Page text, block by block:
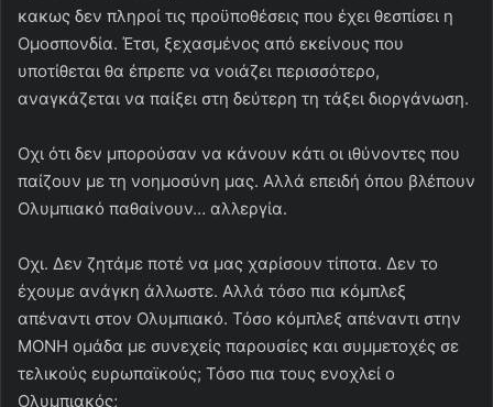
κακως δεν πληροί τις προϋποθέσεις που έχει θεσπίσει η
Ομοσπονδία. Έτσι, ξεχασμένος από εκείνους που
υποτίθεται θα έπρεπε να νοιάζει περισσότερο,
αναγκάζεται να παίξει στη δεύτερη τη τάξει διοργάνωση.
Οχι ότι δεν μπορούσαν να κάνουν κάτι οι ιθύνοντες που
παίζουν με τη νοημοσύνη μας. Αλλά επειδή όπου βλέπουν
Ολυμπιακό παθαίνουν… αλλεργία.
Οχι. Δεν ζητάμε ποτέ να μας χαρίσουν τίποτα. Δεν το
έχουμε ανάγκη άλλωστε. Αλλά τόσο πια κόμπλεξ
απέναντι στον Ολυμπιακό. Τόσο κόμπλεξ απέναντι στην
ΜΟΝΗ ομάδα με συνεχείς παρουσίες και συμμετοχές σε
τελικούς ευρωπαϊκούς; Τόσο πια τους ενοχλεί ο
Ολυμπιακός;